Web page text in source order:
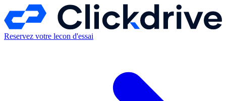
Reservez votre lecon d'essai